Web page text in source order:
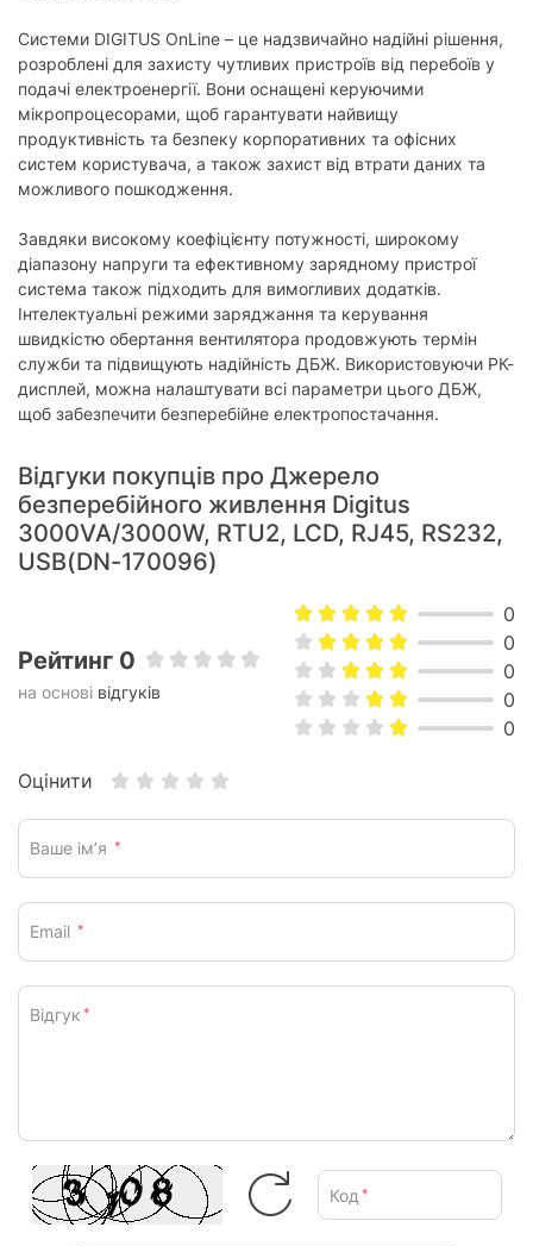
Системи DIGITUS OnLine – це надзвичайно надійні рішення,
розроблені для захисту чутливих пристроїв від перебоїв у
подачі електроенергії. Вони оснащені керуючими
мікропроцесорами, щоб гарантувати найвищу
продуктивність та безпеку корпоративних та офісних
систем користувача, а також захист від втрати даних та
можливого пошкодження.
Завдяки високому коефіцієнту потужності, широкому
діапазону напруги та ефективному зарядному пристрої
система також підходить для вимогливих додатків.
Інтелектуальні режими заряджання та керування
швидкістю обертання вентилятора продовжують термін
служби та підвищують надійність ДБЖ. Використовуючи РК-
дисплей, можна налаштувати всі параметри цього ДБЖ,
щоб забезпечити безперебійне електропостачання.
Відгуки покупців про Джерело
безперебійного живлення Digitus
3000VA/3000W, RTU2, LCD, RJ45, RS232,
USB(DN-170096)
Рейтинг 0
на основі відгуків
0
0
0
0
0
Оцінити
Ваше ім’я *
Email *
Відгук *
Код *